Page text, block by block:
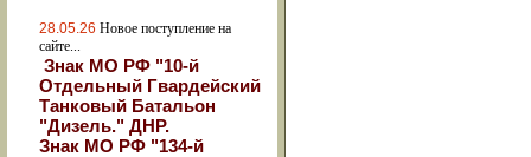
28.05.26 Новое поступление на
сайте...
Знак МО РФ "10-й
Отдельный Гвардейский
Танковый Батальон
"Дизель." ДНР.
Знак МО РФ "134-й